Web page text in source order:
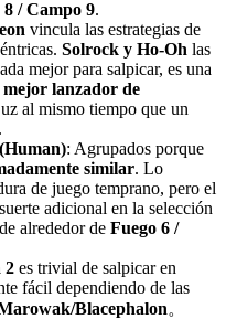
8 / Campo 9.
vincula las estrategias de
Solrock y Ho-Oh las
mejor para salpicar, es una
lanzador de
al mismo tiempo que un
: Agrupados porque
similar. Lo
de juego temprano, pero el
adicional en la selección
alrededor de Fuego 6 /
2 es trivial de salpicar en
fácil dependiendo de las
Blacephalon。